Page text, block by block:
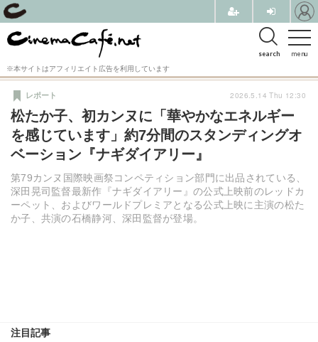
menu
search
※本サイトはアフィリエイト広告を利用しています
松たか子、初カンヌに「華やかなエネルギー
を感じています」約7分間のスタンディングオ
ベーション『ナギダイアリー』
第79カンヌ国際映画祭コンペティション部門に出品されている、
深田晃司監督最新作『ナギダイアリー』の公式上映前のレッドカ
ーペット、およびワールドプレミアとなる公式上映に主演の松た
か子、共演の石橋静河、深田監督が登場。
レポート
注目記事
2026.5.14 Thu 12:30